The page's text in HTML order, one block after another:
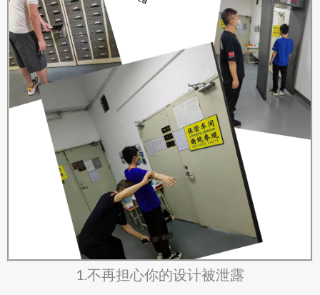
1.不再担心你的设计被泄露